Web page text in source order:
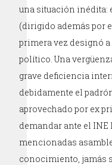
una situación inédita:
(dirigido además por
primera vez designó
político. Una
grave deficiencia
debidamente el
aprovechado por ex
demandar ante el
mencionadas
conocimiento, jamás